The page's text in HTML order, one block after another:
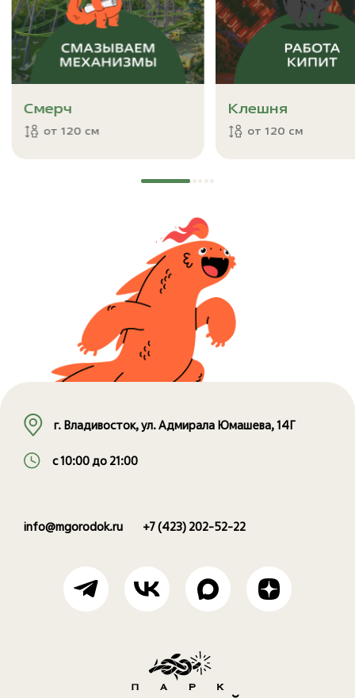
Смерч
от 120 см
Клешня
от 120 см
г. Владивосток, ул. Адмирала Юмашева, 14Г
с 10:00 до 21:00
info@mgorodok.ru +7 (423) 202-52-22